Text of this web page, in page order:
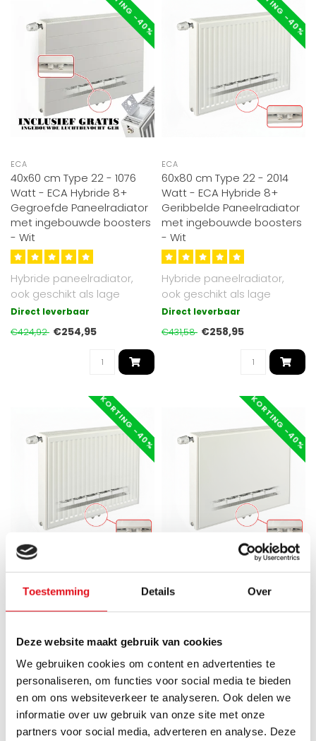
Toestemming Details Over
Deze website maakt gebruik van cookies
We gebruiken cookies om content en advertenties te
personaliseren, om functies voor social media te bieden
en om ons websiteverkeer te analyseren. Ook delen we
informatie over uw gebruik van onze site met onze
partners voor social media, adverteren en analyse. Deze
ECA
40x60 cm Type 22 - 1076
Watt - ECA Hybride 8+
Gegroefde Paneelradiator
met ingebouwde boosters
- Wit
Hybride paneelradiator,
ook geschikt als lage
temperatuur radiator. Tot
30% effi..
Direct leverbaar
€424,92 €254,95
ECA
60x80 cm Type 22 - 2014
Watt - ECA Hybride 8+
Geribbelde Paneelradiator
met ingebouwde boosters
- Wit
Hybride paneelradiator,
ook geschikt als lage
temperatuur radiator. Tot
30% effi..
Direct leverbaar
€431,58 €258,95
KORTING -40%
90x60 cm Type 11 - 1139 Watt
- ECA Hybride 8+
met ingebouwde boosters
Hybride paneelradiator,
ook geschikt als lage
temperatuur radiator. Tot
Direct leverbaar
KORTING -40%
40x80 cm Type 11 - 771 Watt
ingebouwde boosters - Wit
Hybride paneelradiator,
ook geschikt als lage
temperatuur radiator. Tot
30% effi..
Pre-order - 26 juni 2026
€433,25 €259,95